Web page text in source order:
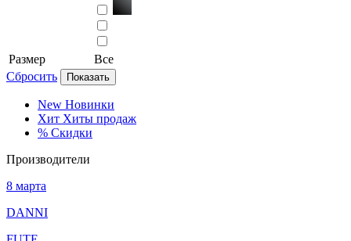
Размер
Все
Сбросить
Показать
New Новинки
Хит Хиты продаж
% Скидки
Производители
8 марта
DANNI